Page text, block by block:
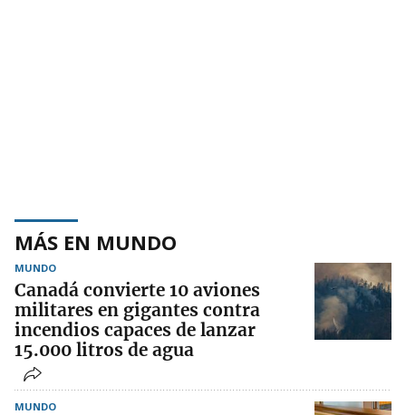
MÁS EN MUNDO
MUNDO
Canadá convierte 10 aviones
militares en gigantes contra
incendios capaces de lanzar
15.000 litros de agua
MUNDO